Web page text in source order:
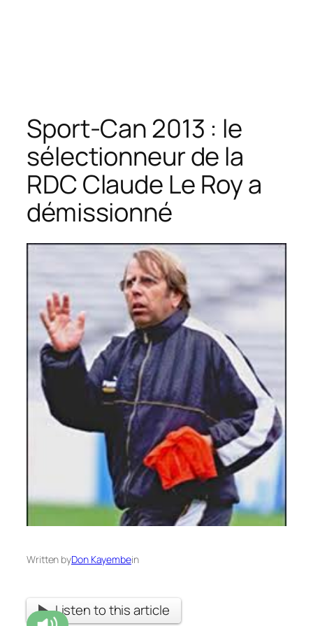
Sport-Can 2013 : le
sélectionneur de la
RDC Claude Le Roy a
démissionné
Written byDon Kayembein
Listen to this article